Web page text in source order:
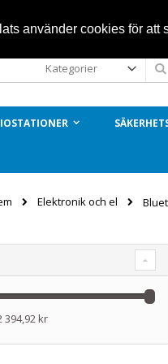
använder cookies för
Sök
Elektronik och el
394,92 kr